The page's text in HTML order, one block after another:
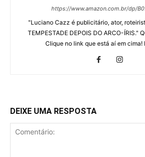
https://www.amazon.com.br/dp/
"Luciano Cazz é publicitário, ator,
TEMPESTADE DEPOIS DO ARCO-ÍRIS."
Clique no link que está aí em cima!
DEIXE UMA RESPOSTA